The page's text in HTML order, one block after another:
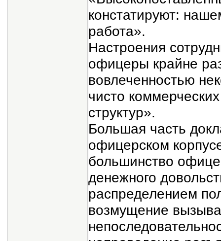
констатируют:
работа».
Настроения
офицеры крайне
вовлеченностью
чисто
структур».
Большая часть
офицерском
большинство
денежного
распределением
возмущение